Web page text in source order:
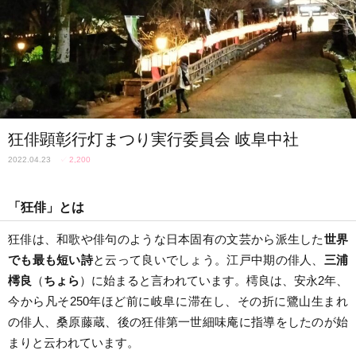
狂俳顕彰行灯まつり実行委員会 岐阜中社
2022.04.23 ✓ 2,200
「狂俳」とは
狂俳は、和歌や俳句のような日本固有の文芸から派生した世界
でも最も短い詩と云って良いでしょう。江戸中期の俳人、 三浦
樗良
（ちょら）に始まると言われています。樗良は、安永2年、
今から凡そ250年ほど前に岐阜に滞在し、その折に鷺山生まれ
の俳人、桑原藤蔵、後の狂俳第一世細味庵に指導をしたのが始
まりと云われています。